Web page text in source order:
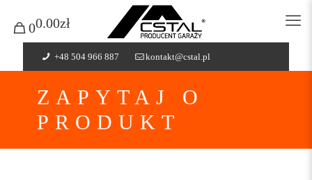
+48 504 966 887 kontakt@cstal.pl
00.00zł
ZAPYTAJ O
PRODUKT